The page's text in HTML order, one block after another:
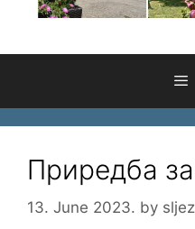
Приредба
13. June 2023. by